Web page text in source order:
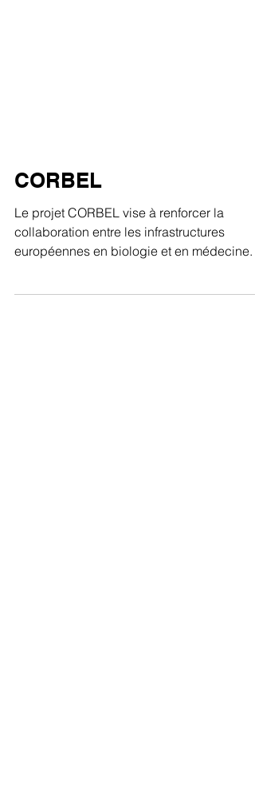
CORBEL
Le projet CORBEL vise à renforcer la
collaboration entre les infrastructures